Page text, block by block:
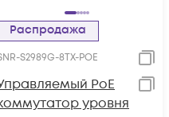
Распродажа
S2989G-8TX-POE
PoE
уровня